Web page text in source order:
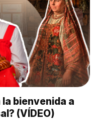
bienvenida a
(VÍDEO)